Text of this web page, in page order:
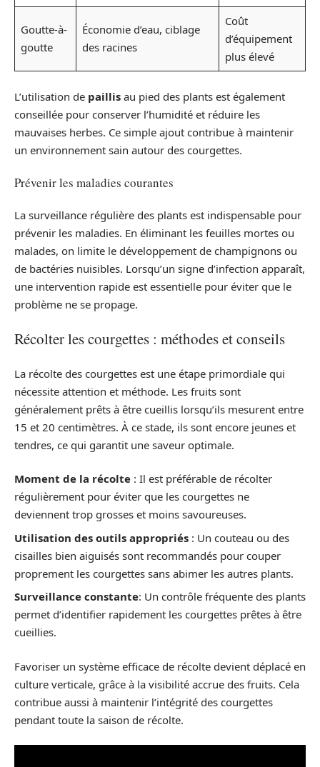
Goutte-à-
goutte
Économie d’eau, ciblage
des racines
Coût
d’équipement
plus élevé
L’utilisation de paillis au pied des plants est également
conseillée pour conserver l’humidité et réduire les
mauvaises herbes. Ce simple ajout contribue à maintenir
un environnement sain autour des courgettes.
Prévenir les maladies courantes
La surveillance régulière des plants est indispensable pour
prévenir les maladies. En éliminant les feuilles mortes ou
malades, on limite le développement de champignons ou
de bactéries nuisibles. Lorsqu’un signe d’infection apparaît,
une intervention rapide est essentielle pour éviter que le
problème ne se propage.
Récolter les courgettes : méthodes et conseils
La récolte des courgettes est une étape primordiale qui
nécessite attention et méthode. Les fruits sont
généralement prêts à être cueillis lorsqu’ils mesurent entre
15 et 20 centimètres. À ce stade, ils sont encore jeunes et
tendres, ce qui garantit une saveur optimale.
Moment de la récolte : Il est préférable de récolter
régulièrement pour éviter que les courgettes ne
deviennent trop grosses et moins savoureuses.
Utilisation des outils appropriés : Un couteau ou des
cisailles bien aiguisés sont recommandés pour couper
proprement les courgettes sans abimer les autres plants.
Surveillance constante: Un contrôle fréquente des plants
permet d’identifier rapidement les courgettes prêtes à être
cueillies.
Favoriser un système efficace de récolte devient déplacé en
culture verticale, grâce à la visibilité accrue des fruits. Cela
contribue aussi à maintenir l’intégrité des courgettes
pendant toute la saison de récolte.